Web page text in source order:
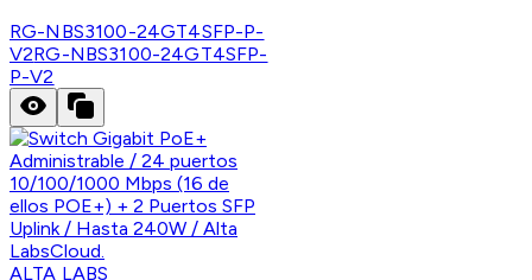
RG-NBS3100-24GT4SFP-P-
V2RG-NBS3100-24GT4SFP-
P-V2
ALTA LABS